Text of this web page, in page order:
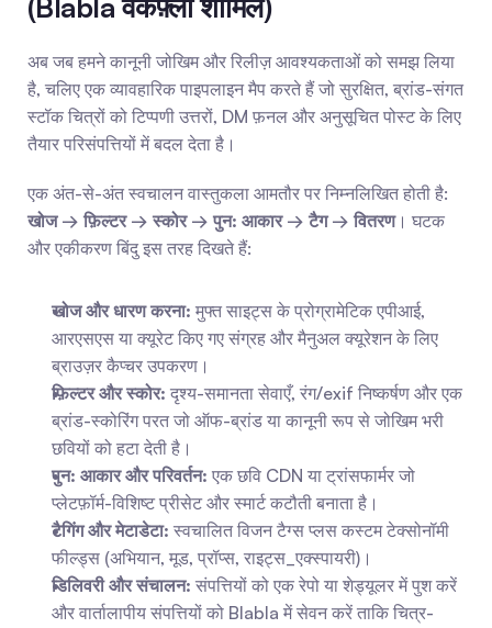
अब जब हमने कानूनी जोखिम और रिलीज़ आवश्यकताओं को समझ लिया
है, चलिए एक व्यावहारिक पाइपलाइन मैप करते हैं जो सुरक्षित, ब्रांड-संगत
स्टॉक चित्रों को टिप्पणी उत्तरों, DM फ़नल और अनुसूचित पोस्ट के लिए
तैयार परिसंपत्तियों में बदल देता है।
खोज → फ़िल्टर → स्कोर → पुन: आकार → टैग → वितरण। घटक
और एकीकरण बिंदु इस तरह दिखते हैं:
खोज और धारण करना: मुफ्त साइट्स के प्रोग्रामेटिक एपीआई,
आरएसएस या क्यूरेट किए गए संग्रह और मैनुअल क्यूरेशन के लिए
ब्राउज़र कैप्चर उपकरण।
फ़िल्टर और स्कोर: दृश्य-समानता सेवाएँ, रंग/exif निष्कर्षण और एक
ब्रांड-स्कोरिंग परत जो ऑफ-ब्रांड या कानूनी रूप से जोखिम भरी
छवियों को हटा देती है।
पुन: आकार और परिवर्तन: एक छवि CDN या ट्रांसफार्मर जो
प्लेटफ़ॉर्म-विशिष्ट प्रीसेट और स्मार्ट कटौती बनाता है।
टैगिंग और मेटाडेटा: स्वचालित विजन टैग्स प्लस कस्टम टेक्सोनॉमी
फील्ड्स (अभियान, मूड, प्रॉप्स, राइट्स_एक्स्पायरी)।
डिलिवरी और संचालन: संपत्तियों को एक रेपो या शेड्यूलर में पुश करें
और वार्तालापीय संपत्तियों को Blabla में सेवन करें ताकि चित्र-